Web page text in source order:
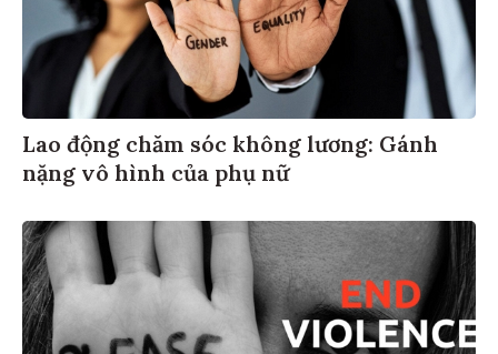
Lao động chăm sóc không lương: Gánh
nặng vô hình của phụ nữ